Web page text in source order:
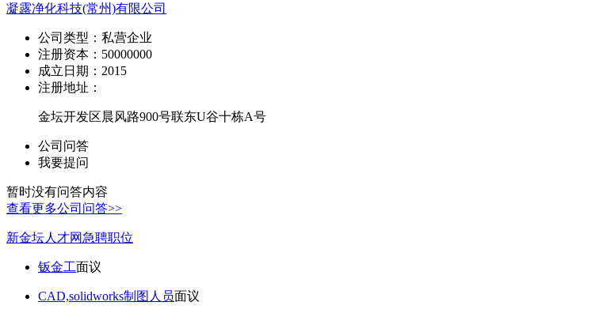
凝露净化科技(常州)有限公司
公司类型： 私营企业
注册资本： 50000000
成立日期： 2015
注册地址：
金坛开发区晨风路900号联东U谷十栋A号
公司问答
我要提问
暂时没有问答内容
查看更多公司问答>>
新金坛人才网急聘职位
钣金工面议
CAD,solidworks制图人员面议